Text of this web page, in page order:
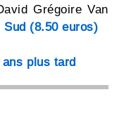
Grégoire Van
(8.50 euros)
plus tard